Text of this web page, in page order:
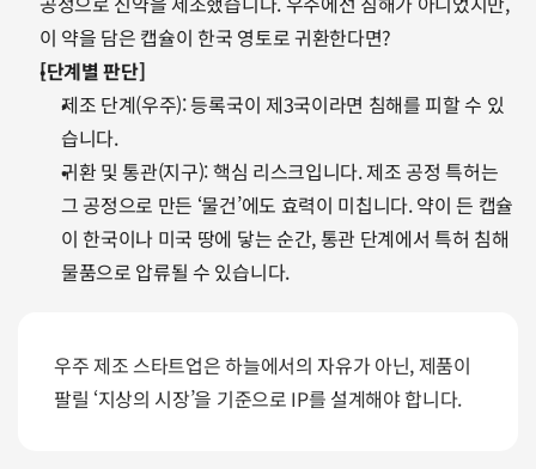
이 약을 담은 캡슐이 한국 영토로 귀환한다면?
[단계별 판단]
제조 단계(우주): 등록국이 제3국이라면 침해를 피할 수 있
습니다.
귀환 및 통관(지구): 핵심 리스크입니다. 제조 공정 특허는
그 공정으로 만든 ‘물건’에도 효력이 미칩니다. 약이 든 캡슐
이 한국이나 미국 땅에 닿는 순간, 통관 단계에서 특허 침해
물품으로 압류될 수 있습니다.
우주 제조 스타트업은 하늘에서의 자유가 아닌, 제품이
팔릴 ‘지상의 시장’을 기준으로 IP를 설계해야 합니다.